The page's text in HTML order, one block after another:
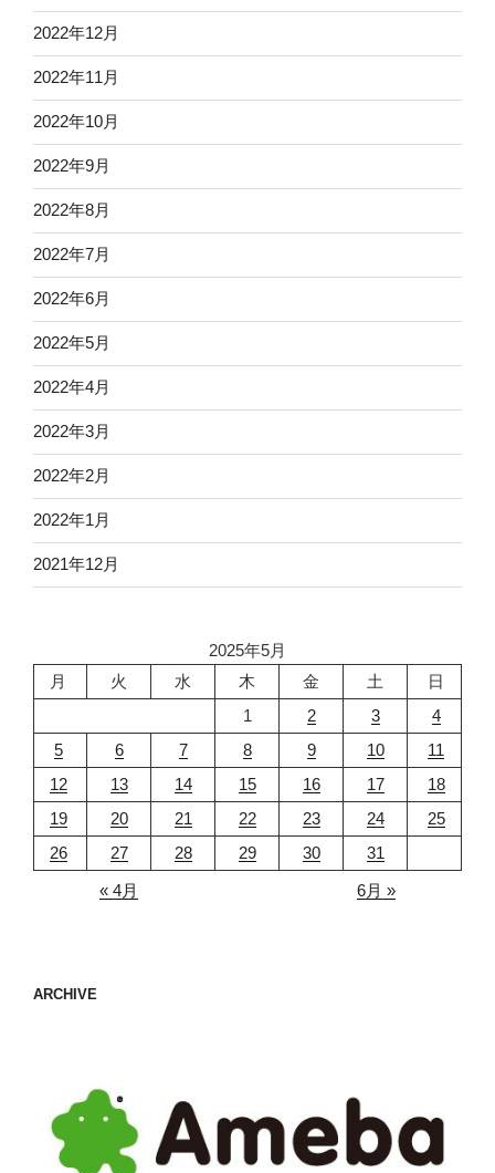
2022年12月
2022年11月
2022年10月
2022年9月
2022年8月
2022年7月
2022年6月
2022年5月
2022年4月
2022年3月
2022年2月
2022年1月
2021年12月
2025年5月
月
火 水 木 金 土
日
1
2 3
4
5
6 7 8 9 10
11
12
13 14 15 16 17
18
19
20 21 22 23 24
25
26
27 28 29 30
31
« 4月
6月 »
ARCHIVE